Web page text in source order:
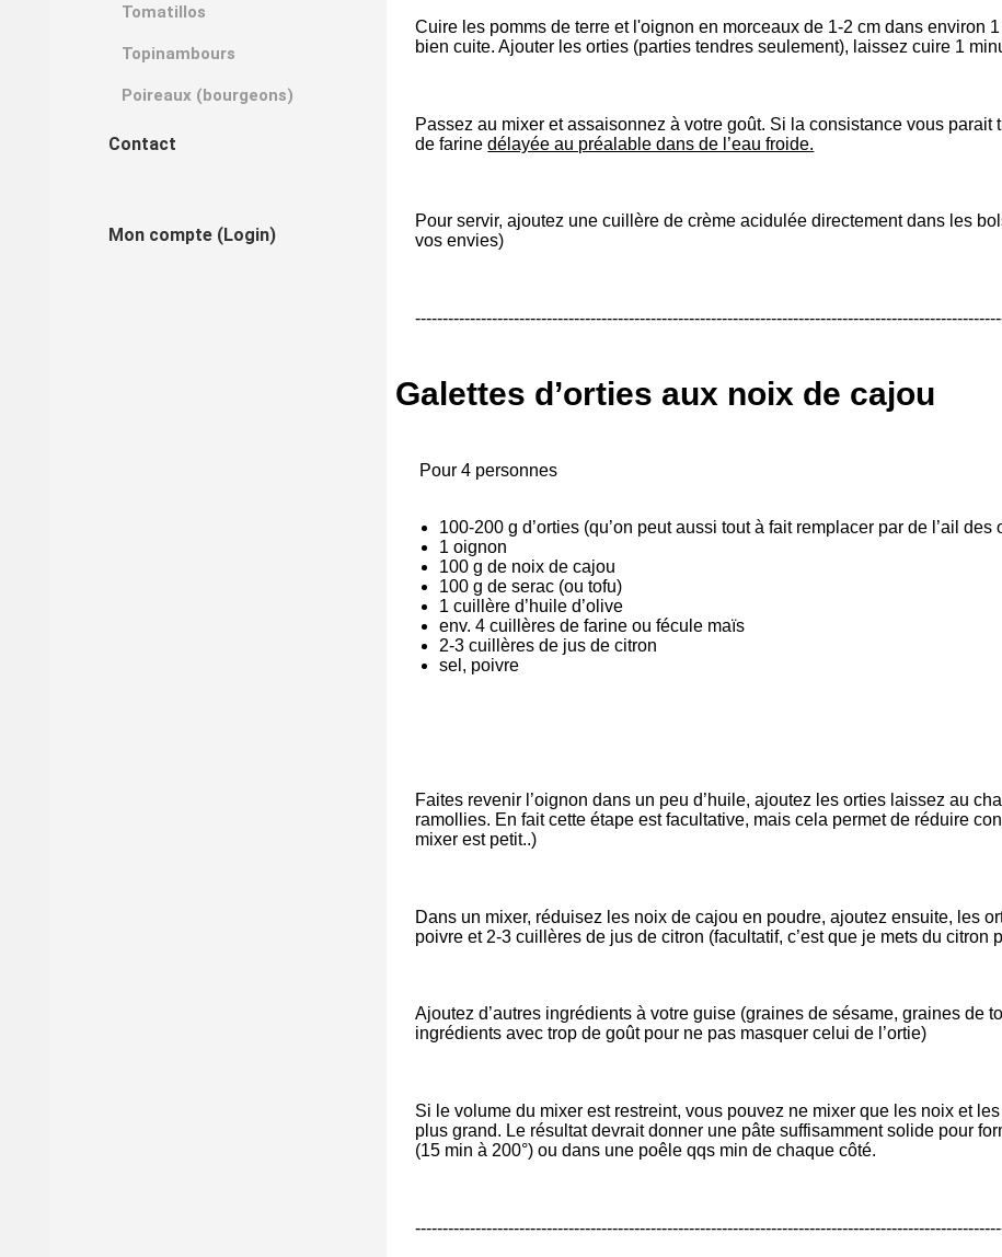
Tomatillos
Topinambours
Poireaux (bourgeons)
Contact
Mon compte (Login)
Cuire les pomms de terre et l'oignon en morceaux de 1-2 cm dans environ
bien cuite. Ajouter les orties (parties tendres seulement), laissez cuire 1
Passez au mixer et assaisonnez à votre goût. Si la consistance vous
de farinedélayée au préalable dans de l’eau froide.
Pour servir, ajoutez une cuillère de crème acidulée directement dans les
vos envies)
Galettes d’orties aux noix de cajou
Pour 4 personnes
100-200 g d’orties (qu’on peut aussi tout à fait remplacer par de l’ail
1 oignon
100 g de noix de cajou
100 g de serac (ou tofu)
1 cuillère d’huile d’olive
env. 4 cuillères de farine ou fécule maïs
2-3 cuillères de jus de citron
sel, poivre
Faites revenir l’oignon dans un peu d’huile, ajoutez les orties laissez au
ramollies. En fait cette étape est facultative, mais cela permet de réduire
mixer est petit..)
Dans un mixer, réduisez les noix de cajou en poudre, ajoutez ensuite, les
poivre et 2-3 cuillères de jus de citron (facultatif, c’est que je mets du citron
Ajoutez d’autres ingrédients à votre guise (graines de sésame, graines de
ingrédients avec trop de goût pour ne pas masquer celui de l’ortie)
Si le volume du mixer est restreint, vous pouvez ne mixer que les noix et
plus grand. Le résultat devrait donner une pâte suffisamment solide pour
(15 min à 200°) ou dans une poêle qqs min de chaque côté.